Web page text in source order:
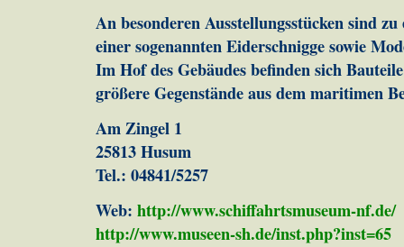
An besonderen Ausstellungsstücken sind
einer sogenannten Eiderschnigge sowie
Im Hof des Gebäudes befinden sich
größere Gegenstände aus dem maritimen
Am Zingel 1
25813 Husum
Tel.: 04841/5257
Web:http://www.schiffahrtsmuseum-nf.de/
http://www.museen-sh.de/inst.php?inst=65